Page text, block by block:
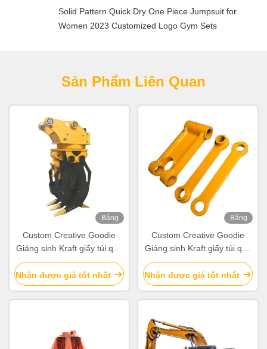
Solid Pattern Quick Dry One Piece Jumpsuit for
Women 2023 Customized Logo Gym Sets
Sản Phẩm Liên Quan
Băng
Custom Creative Goodie
Giáng sinh Kraft giấy túi quà
với logo của riêng bạn cho
Xmas Party trang trí
Nhận được giá tốt nhất
Băng
Custom Creative Goodie
Giáng sinh Kraft giấy túi quà
với logo của riêng bạn cho
Xmas Party trang trí
Nhận được giá tốt nhất